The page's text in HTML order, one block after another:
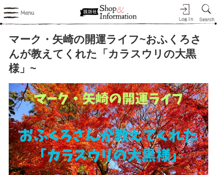
マーク・矢崎の開運ライフ~おふくろさ
んが教えてくれた「カラスウリの大黒
様」~